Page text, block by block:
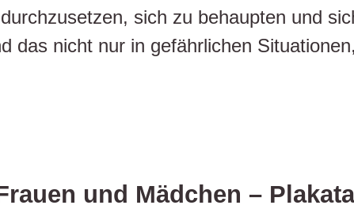
sich zu behaupten und
das nicht nur in gefährlichen
und Mädchen –